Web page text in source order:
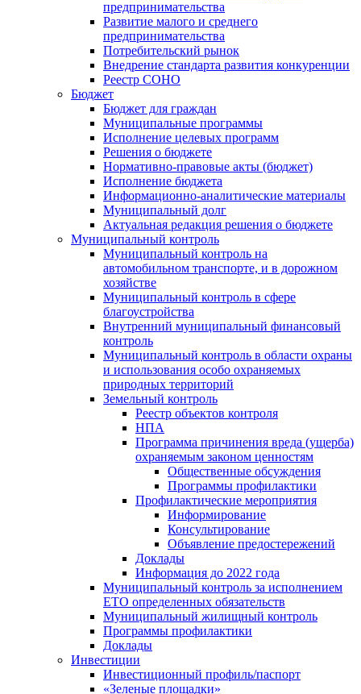
предпринимательства
Развитие малого и среднего
предпринимательства
Потребительский рынок
Внедрение стандарта развития конкуренции
Реестр СОНО
Бюджет
Бюджет для граждан
Муниципальные программы
Исполнение целевых программ
Решения о бюджете
Нормативно-правовые акты (бюджет)
Исполнение бюджета
Информационно-аналитические материалы
Муниципальный долг
Актуальная редакция решения о бюджете
Муниципальный контроль
Муниципальный контроль на
автомобильном транспорте, и в дорожном
хозяйстве
Муниципальный контроль в сфере
благоустройства
Внутренний муниципальный финансовый
контроль
Муниципальный контроль в области охраны
и использования особо охраняемых
природных территорий
Земельный контроль
Реестр объектов контроля
НПА
Программа причинения вреда (ущерба)
охраняемым законом ценностям
Общественные обсуждения
Программы профилактики
Профилактические мероприятия
Информирование
Консультирование
Объявление предостережений
Доклады
Информация до 2022 года
Муниципальный контроль за исполнением
ЕТО определенных обязательств
Муниципальный жилищный контроль
Программы профилактики
Доклады
Инвестиции
Инвестиционный профиль/паспорт
«Зеленые площадки»